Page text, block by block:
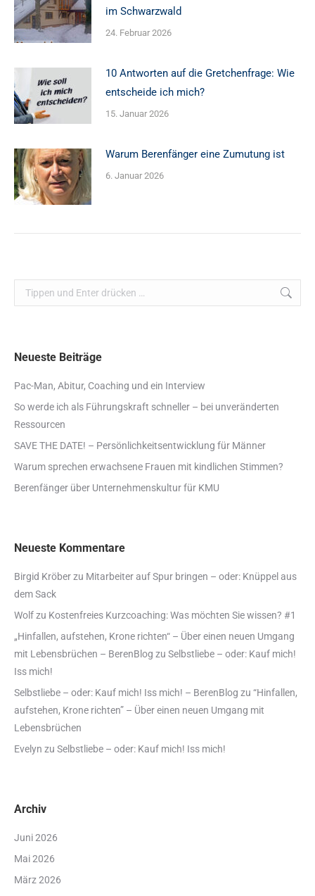
im Schwarzwald
24. Februar 2026
10 Antworten auf die Gretchenfrage: Wie
entscheide ich mich?
15. Januar 2026
Warum Berenfänger eine Zumutung ist
6. Januar 2026
Search:
Neueste Beiträge
Pac-Man, Abitur, Coaching und ein Interview
So werde ich als Führungskraft schneller – bei unveränderten
Ressourcen
SAVE THE DATE! – Persönlichkeitsentwicklung für Männer
Warum sprechen erwachsene Frauen mit kindlichen Stimmen?
Berenfänger über Unternehmenskultur für KMU
Neueste Kommentare
Birgid Kröberzu Mitarbeiter auf Spur bringen – oder: Knüppel aus
dem Sack
Wolfzu Kostenfreies Kurzcoaching: Was möchten Sie wissen? #1
„Hinfallen, aufstehen, Krone richten“ – Über einen neuen Umgang
mit Lebensbrüchen – BerenBlog zu Selbstliebe – oder: Kauf mich!
Iss mich!
Selbstliebe – oder: Kauf mich! Iss mich! – BerenBlog zu “Hinfallen,
aufstehen, Krone richten” – Über einen neuen Umgang mit
Lebensbrüchen
Evelyn zu Selbstliebe – oder: Kauf mich! Iss mich!
Archiv
Juni 2026
Mai 2026
März 2026